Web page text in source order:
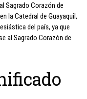
Sagrado Corazón de
la Catedral de Guayaquil,
del país, ya que
al Sagrado Corazón de